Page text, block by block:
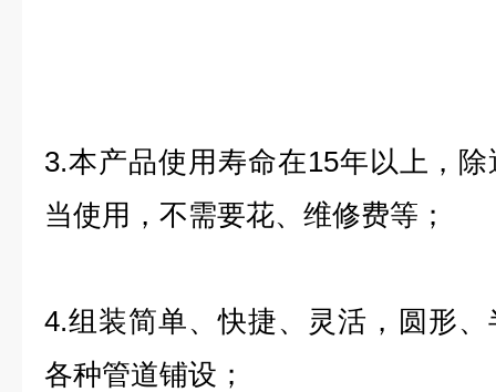
3.本产品使用寿命在15年以上，
当使用，不需要花、维修费等；
4.组装简单、快捷、灵活，圆形
各种管道铺设；